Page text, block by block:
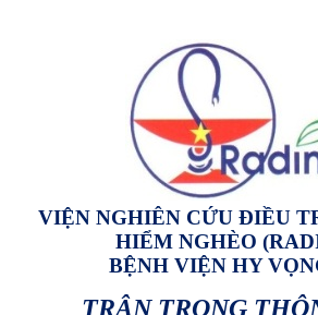
VIỆN NGHIÊN CỨU ĐIỀU
HIỂM NGHÈO
BỆNH VIỆN HY
TRÂN TRỌNG